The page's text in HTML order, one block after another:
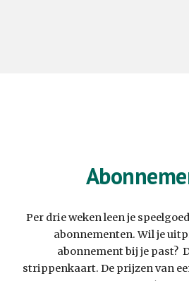
Per drie weken leen je
abonnementen. Wil je
abonnement bij je past?
strippenkaart. De prijzen van